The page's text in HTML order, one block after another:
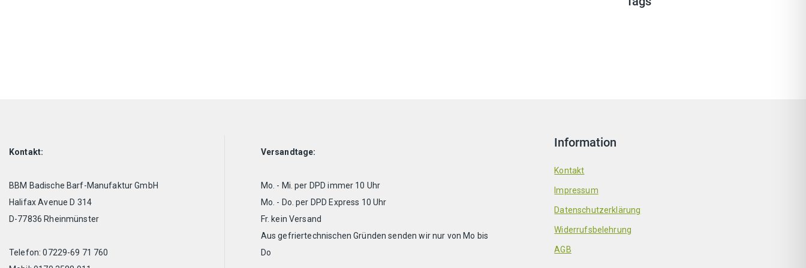
Kontakt:
BBM Badische Barf-Manufaktur GmbH
Halifax Avenue D 314
D-77836 Rheinmünster
Telefon: 07229-69 71 760
Versandtage:
Mo. - Mi. per DPD immer 10 Uhr
Mo. - Do. per DPD Express 10 Uhr
Fr. kein Versand
Aus gefriertechnischen Gründen senden wir nur von Mo bis
Do
Information
Kontakt
Impressum
Datenschutzerklärung
Widerrufsbelehrung
AGB